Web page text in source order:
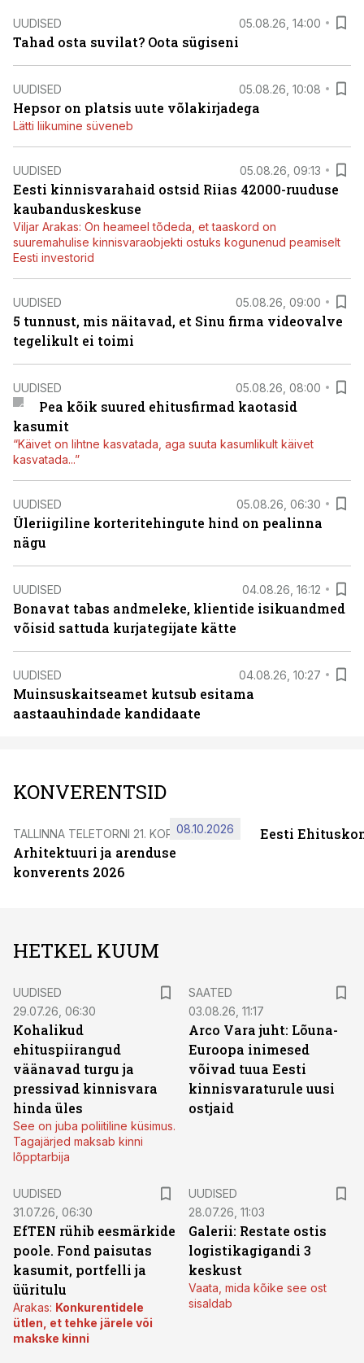
UUDISED 05.08.26, 14:00
Tahad osta suvilat? Oota sügiseni
UUDISED 05.08.26, 10:08
Hepsor on platsis uute võlakirjadega
Lätti liikumine süveneb
UUDISED 05.08.26, 09:13
Eesti kinnisvarahaid ostsid Riias 42000-ruuduse
kaubanduskeskuse
Viljar Arakas: On heameel tõdeda, et taaskord on
suuremahulise kinnisvaraobjekti ostuks kogunenud peamiselt
Eesti investorid
UUDISED 05.08.26, 09:00
5 tunnust, mis näitavad, et Sinu firma videovalve
tegelikult ei toimi
UUDISED 05.08.26, 08:00
Pea kõik suured ehitusfirmad kaotasid
kasumit
“Käivet on lihtne kasvatada, aga suuta kasumlikult käivet
kasvatada...”
UUDISED 05.08.26, 06:30
Üleriigiline korteritehingute hind on pealinna
nägu
UUDISED 04.08.26, 16:12
Bonavat tabas andmeleke, klientide isikuandmed
võisid sattuda kurjategijate kätte
UUDISED 04.08.26, 10:27
Muinsuskaitseamet kutsub esitama
aastaauhindade kandidaate
KONVERENTSID
TALLINNA TELETORNI 21. KORRUSEL
Arhitektuuri ja arenduse
konverents 2026
08.10.2026 Eesti
HETKEL KUUM
UUDISED
29.07.26, 06:30
Kohalikud
ehituspiirangud
väänavad turgu ja
pressivad kinnisvara
hinda üles
See on juba poliitiline küsimus.
Tagajärjed maksab kinni
lõpptarbija
SAATED
03.08.26, 11:17
Arco Vara juht: Lõuna-
Euroopa inimesed
võivad tuua Eesti
kinnisvaraturule uusi
ostjaid
UUDISED
31.07.26, 06:30
EfTEN rühib eesmärkide
poole. Fond paisutas
kasumit, portfelli ja
üüritulu
Arakas: Konkurentidele
ütlen, et tehke järele või
makske kinni
UUDISED
28.07.26, 11:03
Galerii: Restate ostis
logistikagigandi 3
keskust
Vaata, mida kõike see ost
sisaldab